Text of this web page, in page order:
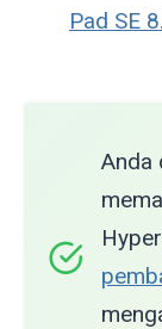
Pad SE
Anda